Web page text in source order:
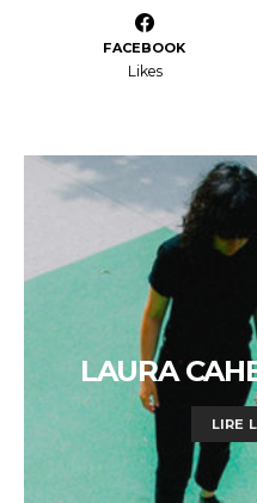
FACEBOOK
Likes
LAURA
LIRE